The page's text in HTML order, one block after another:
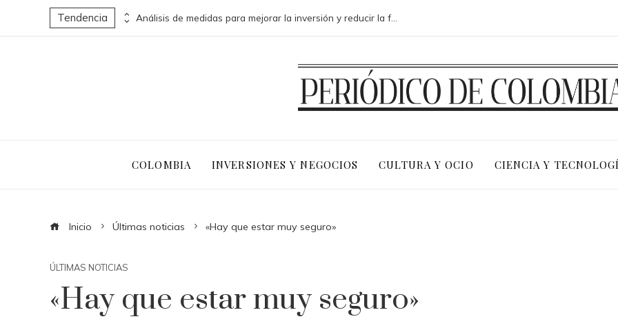
Tendencia Las 15 misiones espaciales que abrieron nuevas fronteras en la exploración del cosmos Análisis de medidas para mejorar la inversión y reducir la fragmentación económica en Bosnia y Herzegovina
COLOMBIA INVERSIONES Y NEGOCIOS CULTURA Y OCIO CIENCIA Y
Inicio Últimas noticias «Hay que estar muy seguro»
ÚLTIMAS NOTICIAS
«Hay que estar muy seguro»